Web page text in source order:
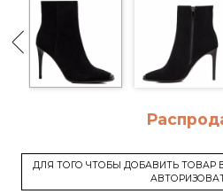
ДЛЯ ТОГО ЧТОБЫ ДОБАВИТЬ ТОВАР